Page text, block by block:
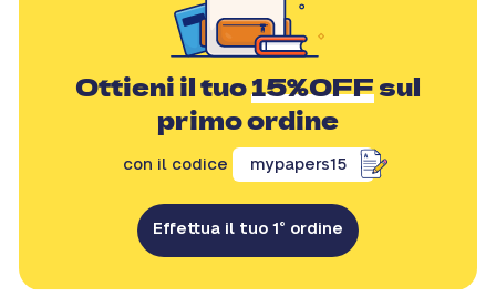
Ottieni il tuo15%OFFsul
primo ordine
con il codice mypapers15
Effettua il tuo 1° ordine